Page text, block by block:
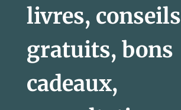
livres, conseils
gratuits, bons
cadeaux,